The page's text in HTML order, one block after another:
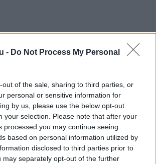
- Do Not Process My Personal
out of the sale, sharing to third parties, or
personal or sensitive information for
by us, please use the below opt-out
your selection. Please note that after your
processed you may continue seeing
based on personal information utilized by
disclosed to third parties prior to
may separately opt-out of the further
Hozzászólások
a World of
és ezt a